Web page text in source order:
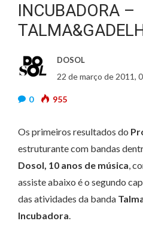
INCUBADORA –
DOSOL
22 de março de 2011,
0 955
Os primeiros resultados do
estruturante com bandas
Dosol, 10 anos de música,
assiste abaixo é o segundo
das atividades da banda
Incubadora.